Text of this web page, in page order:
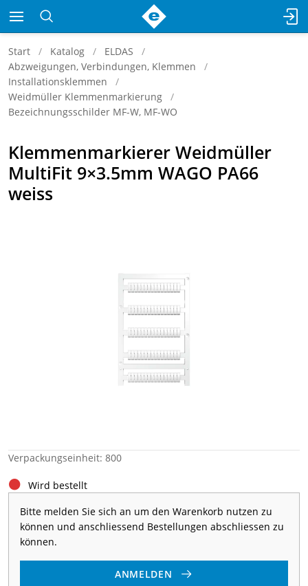
Start Katalog
ELDAS
Abzweigungen, Verbindungen, Klemmen
Installationsklemmen
Weidmüller Klemmenmarkierung
Bezeichnungsschilder MF-W, MF-WO
Klemmenmarkierer Weidmüller
MultiFit 9×3.5mm WAGO PA66
weiss
Verpackungseinheit: 800
Wird bestellt
Bitte melden Sie sich an um den Warenkorb nutzen zu
können und anschliessend Bestellungen abschliessen zu
können.
ANMELDEN